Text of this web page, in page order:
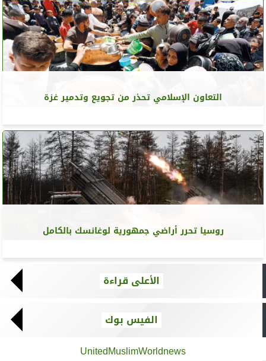
التعاون الإسلامي تحذر من تجويع وتدمير غزة
روسيا تحرر أراضي جمهورية لوغانسك بالكامل
الأعلى قراءة
الفيس بوك
UnitedMuslimWorldnews